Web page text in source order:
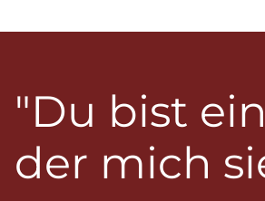
"Du bist
der mich